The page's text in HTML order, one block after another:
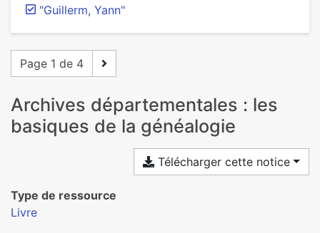
"Guillerm, Yann"
Page 1 de 4
Archives départementales : les
basiques de la généalogie
Télécharger cette notice
Type de ressource
Livre